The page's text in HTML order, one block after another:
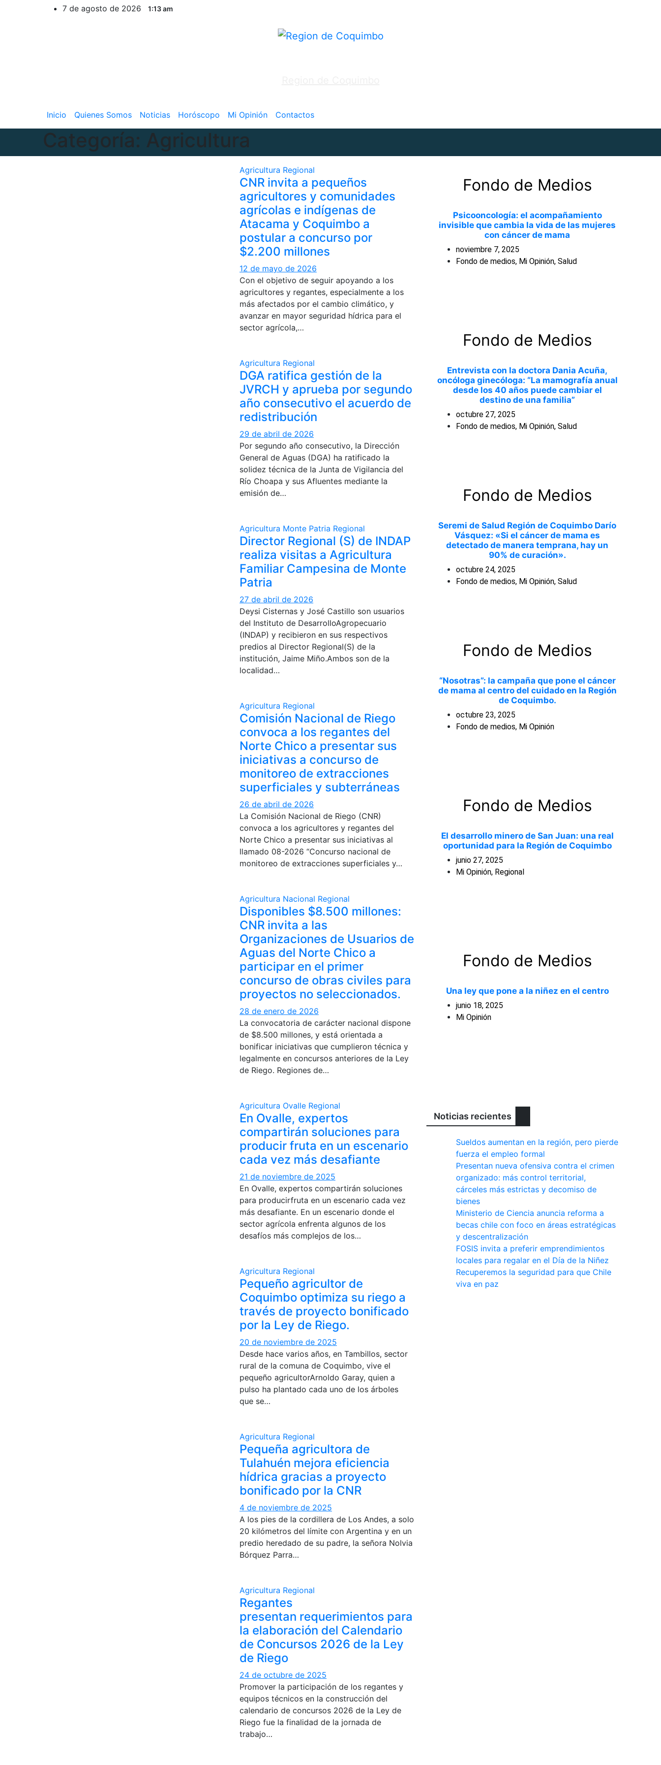
7 de agosto de 2026 1:13 am
Inicio Quienes Somos Noticias Horóscopo Mi Opinión Contactos
Categoría: Agricultura
Agricultura Regional
CNR invita a pequeños
agricultores y comunidades
agrícolas e indígenas de
Atacama y Coquimbo a
postular a concurso por
$2.200 millones
12 de mayo de 2026
Con el objetivo de seguir apoyando a los
agricultores y regantes, especialmente a los
más afectados por el cambio climático, y
avanzar en mayor seguridad hídrica para el
sector agrícola,…
Agricultura Regional
DGA ratifica gestión de la
JVRCH y aprueba por segundo
año consecutivo el acuerdo de
redistribución
29 de abril de 2026
Por segundo año consecutivo, la Dirección
General de Aguas (DGA) ha ratificado la
solidez técnica de la Junta de Vigilancia del
Río Choapa y sus Afluentes mediante la
emisión de…
Agricultura Monte Patria Regional
Director Regional (S) de INDAP
realiza visitas a Agricultura
Familiar Campesina de Monte
Patria
27 de abril de 2026
Deysi Cisternas y José Castillo son usuarios
del Instituto de DesarrolloAgropecuario
(INDAP) y recibieron en sus respectivos
predios al Director Regional(S) de la
institución, Jaime Miño.Ambos son de la
localidad…
Agricultura Regional
Comisión Nacional de Riego
convoca a los regantes del
Norte Chico a presentar sus
iniciativas a concurso de
monitoreo de extracciones
superficiales y subterráneas
26 de abril de 2026
La Comisión Nacional de Riego (CNR)
convoca a los agricultores y regantes del
Norte Chico a presentar sus iniciativas al
llamado 08-2026 “Concurso nacional de
monitoreo de extracciones superficiales y…
Agricultura Nacional Regional
Disponibles $8.500 millones:
CNR invita a las
Organizaciones de Usuarios de
Aguas del Norte Chico a
participar en el primer
concurso de obras civiles para
proyectos no seleccionados.
28 de enero de 2026
La convocatoria de carácter nacional dispone
de $8.500 millones, y está orientada a
bonificar iniciativas que cumplieron técnica y
legalmente en concursos anteriores de la Ley
de Riego. Regiones de…
Agricultura Ovalle Regional
En Ovalle, expertos
compartirán soluciones para
producir fruta en un escenario
cada vez más desafiante
21 de noviembre de 2025
En Ovalle, expertos compartirán soluciones
para producirfruta en un escenario cada vez
más desafiante. En un escenario donde el
sector agrícola enfrenta algunos de los
desafíos más complejos de los…
Agricultura Regional
Pequeño agricultor de
Coquimbo optimiza su riego a
través de proyecto bonificado
por la Ley de Riego.
20 de noviembre de 2025
Desde hace varios años, en Tambillos, sector
rural de la comuna de Coquimbo, vive el
pequeño agricultorArnoldo Garay, quien a
pulso ha plantado cada uno de los árboles
que se…
Agricultura Regional
Pequeña agricultora de
Tulahuén mejora eficiencia
hídrica gracias a proyecto
bonificado por la CNR
4 de noviembre de 2025
A los pies de la cordillera de Los Andes, a solo
20 kilómetros del límite con Argentina y en un
predio heredado de su padre, la señora Nolvia
Bórquez Parra…
Agricultura Regional
Regantes
presentan requerimientos para
la elaboración del Calendario
de Concursos 2026 de la Ley
de Riego
24 de octubre de 2025
Promover la participación de los regantes y
equipos técnicos en la construcción del
calendario de concursos 2026 de la Ley de
Riego fue la finalidad de la jornada de
trabajo…
Fondo de Medios
Psicooncología: el acompañamiento
invisible que cambia la vida de las mujeres
con cáncer de mama
noviembre 7, 2025
Fondo de medios, Mi Opinión, Salud
Fondo de Medios
Entrevista con la doctora Dania Acuña,
oncóloga ginecóloga: “La mamografía anual
desde los 40 años puede cambiar el
destino de una familia”
octubre 27, 2025
Fondo de medios, Mi Opinión, Salud
Fondo de Medios
Seremi de Salud Región de Coquimbo Darío
Vásquez: «Si el cáncer de mama es
detectado de manera temprana, hay un
90% de curación».
octubre 24, 2025
Fondo de medios, Mi Opinión, Salud
Fondo de Medios
“Nosotras”: la campaña que pone el cáncer
de mama al centro del cuidado en la Región
de Coquimbo.
octubre 23, 2025
Fondo de medios, Mi Opinión
Fondo de Medios
El desarrollo minero de San Juan: una real
oportunidad para la Región de Coquimbo
junio 27, 2025
Mi Opinión, Regional
Fondo de Medios
Una ley que pone a la niñez en el centro
junio 18, 2025
Mi Opinión
Noticias recientes
Sueldos aumentan en la región, pero pierde
fuerza el empleo formal
Presentan nueva ofensiva contra el crimen
organizado: más control territorial,
cárceles más estrictas y decomiso de
bienes
Ministerio de Ciencia anuncia reforma a
becas chile con foco en áreas estratégicas
y descentralización
FOSIS invita a preferir emprendimientos
locales para regalar en el Día de la Niñez
Recuperemos la seguridad para que Chile
viva en paz